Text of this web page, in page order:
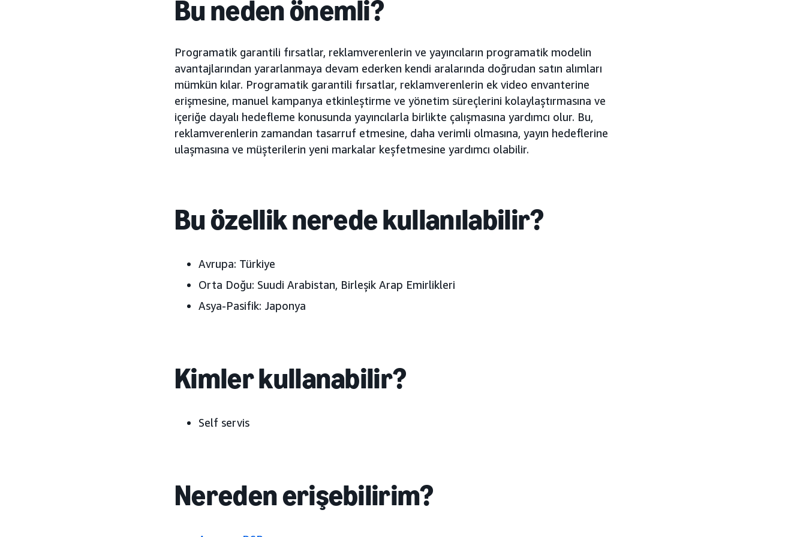
Bu neden önemli?
Programatik garantili fırsatlar, reklamverenlerin ve yayıncıların programatik modelin
avantajlarından yararlanmaya devam ederken kendi aralarında doğrudan satın alımları
mümkün kılar. Programatik garantili fırsatlar, reklamverenlerin ek video envanterine
erişmesine, manuel kampanya etkinleştirme ve yönetim süreçlerini kolaylaştırmasına ve
içeriğe dayalı hedefleme konusunda yayıncılarla birlikte çalışmasına yardımcı olur. Bu,
reklamverenlerin zamandan tasarruf etmesine, daha verimli olmasına, yayın hedeflerine
ulaşmasına ve müşterilerin yeni markalar keşfetmesine yardımcı olabilir.
Bu özellik nerede kullanılabilir?
Avrupa: Türkiye
Orta Doğu: Suudi Arabistan, Birleşik Arap Emirlikleri
Asya-Pasifik: Japonya
Kimler kullanabilir?
Self servis
Nereden erişebilirim?